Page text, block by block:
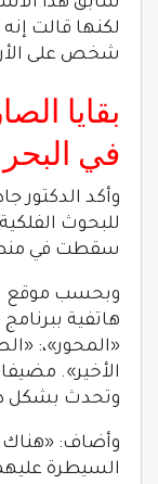
لكنها قالت
شخص على
بقايا
في البحر
وأكد الدكتور
للبحوث
سقطت في
وبحسب موقع
«المحور»،:
الأخير».
وتحدث بشكل
وأضاف: «هناك
السيطرة